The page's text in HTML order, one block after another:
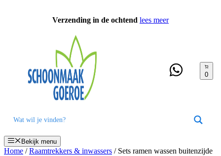
Verzending in de ochtend lees meer
0
Bekijk menu
Home /Raamtrekkers & inwassers / Sets ramen wassen buitenzijde